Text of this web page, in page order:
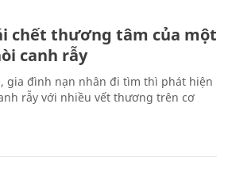
chết thương tâm của một
canh rẫy
gia đình nạn nhân đi tìm thì phát hiện
rẫy với nhiều vết thương trên cơ